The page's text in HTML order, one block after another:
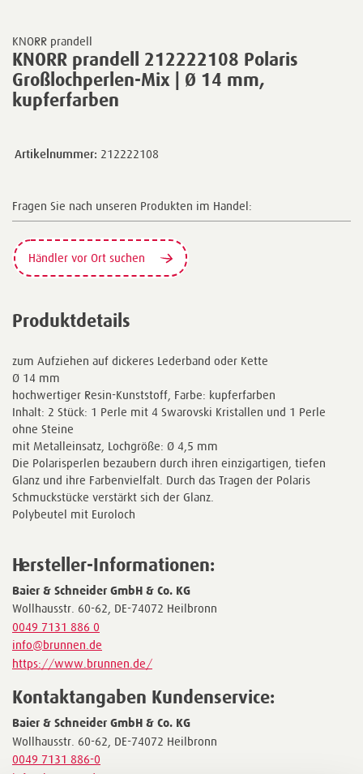
KNORR prandell
KNORR prandell 212222108 Polaris
Großlochperlen-Mix | Ø 14 mm,
kupferfarben
Artikelnummer: 212222108
Fragen Sie nach unseren Produkten im Handel:
Händler vor Ort suchen
Produktdetails
zum Aufziehen auf dickeres Lederband oder Kette
Ø 14 mm
hochwertiger Resin-Kunststoff, Farbe: kupferfarben
Inhalt: 2 Stück: 1 Perle mit 4 Swarovski Kristallen und 1 Perle
ohne Steine
mit Metalleinsatz, Lochgröße: Ø 4,5 mm
Die Polarisperlen bezaubern durch ihren einzigartigen, tiefen
Glanz und ihre Farbenvielfalt. Durch das Tragen der Polaris
Schmuckstücke verstärkt sich der Glanz.
Polybeutel mit Euroloch
Hersteller-Informationen:
Baier & Schneider GmbH & Co. KG
Wollhausstr. 60-62, DE-74072 Heilbronn
0049 7131 886 0
info@brunnen.de
https://www.brunnen.de/
Kontaktangaben Kundenservice:
Baier & Schneider GmbH & Co. KG
Wollhausstr. 60-62, DE-74072 Heilbronn
0049 7131 886-0